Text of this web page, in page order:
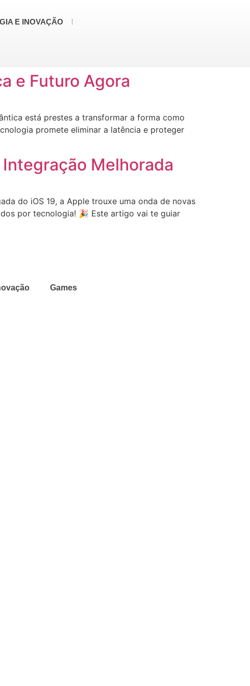
E INOVAÇÃO
e Futuro Agora
está prestes a transformar a forma como
promete eliminar a latência e proteger
Melhorada
do iOS 19, a Apple trouxe uma onda de novas
por tecnologia! 🎉 Este artigo vai te guiar
Games